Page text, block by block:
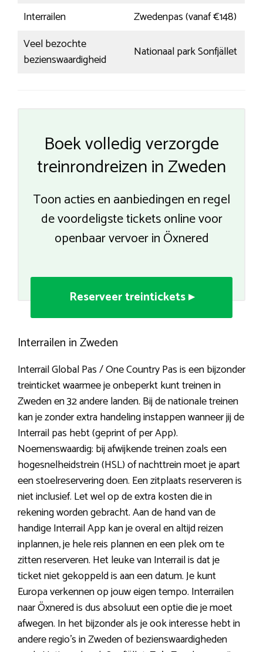
Interrailen
Zwedenpas (vanaf €148)
Veel bezochte
bezienswaardigheid
Nationaal park Sonfjället
Boek volledig verzorgde
treinrondreizen in Zweden
Toon acties en aanbiedingen en regel
de voordeligste tickets online voor
openbaar vervoer in Öxnered
Reserveer treintickets ▸
Interrailen in Zweden
Interrail Global Pas / One Country Pas is een bijzonder
treinticket waarmee je onbeperkt kunt treinen in
Zweden en 32 andere landen. Bij de nationale treinen
kan je zonder extra handeling instappen wanneer jij de
Interrail pas hebt (geprint of per App).
Noemenswaardig: bij afwijkende treinen zoals een
hogesnelheidstrein (HSL) of nachttrein moet je apart
een stoelreservering doen. Een zitplaats reserveren is
niet inclusief. Let wel op de extra kosten die in
rekening worden gebracht. Aan de hand van de
handige Interrail App kan je overal en altijd reizen
inplannen, je hele reis plannen en een plek om te
zitten reserveren. Het leuke van Interrail is dat je
ticket niet gekoppeld is aan een datum. Je kunt
Europa verkennen op jouw eigen tempo. Interrailen
naar Öxnered is dus absoluut een optie die je moet
afwegen. In het bijzonder als je ook interesse hebt in
andere regio’s in Zweden of bezienswaardigheden